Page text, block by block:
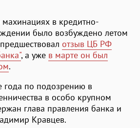
в кредитно-
было возбуждено летом
отзыв ЦБ РФ
, а уже в марте он был
.
года по подозрению в
в особо крупном
глава правления банка и
Кравцев.